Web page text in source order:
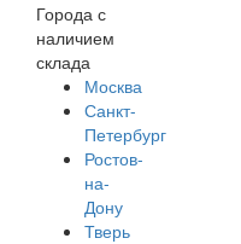
Города с
наличием
склада
Москва
Санкт-
Петербург
Ростов-
на-
Дону
Тверь